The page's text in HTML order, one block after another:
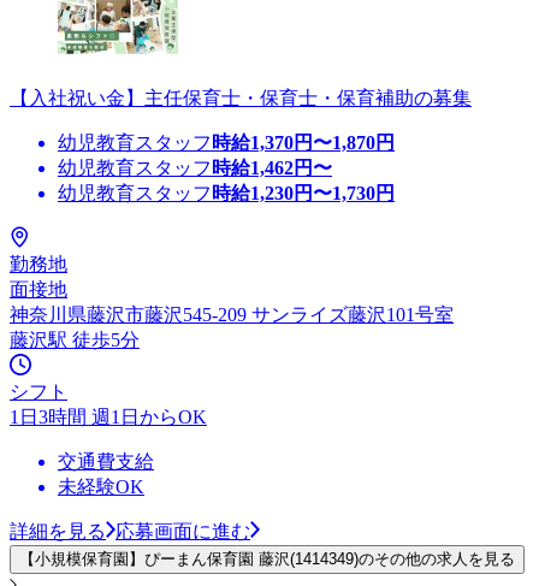
【入社祝い金】主任保育士・保育士・保育補助の募集
幼児教育スタッフ 時給1,370円〜1,870円
幼児教育スタッフ 時給1,462円〜
幼児教育スタッフ 時給1,230円〜1,730円
勤務地
面接地
神奈川県藤沢市藤沢545-209 サンライズ藤沢101号室
藤沢駅 徒歩5分
シフト
1日3時間 週1日からOK
交通費支給
未経験OK
詳細を見る 応募画面に進む
【小規模保育園】ぴーまん保育園 藤沢(1414349)のその他の求人を見る